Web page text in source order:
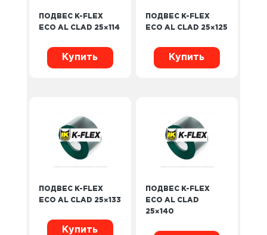
ПОДВЕС K-FLEX
ECO AL CLAD 25×114
Купить
ПОДВЕС K-FLEX
ECO AL CLAD 25×125
Купить
ПОДВЕС K-FLEX
ECO AL CLAD 25×133
Купить
ПОДВЕС K-FLEX
ECO AL CLAD
25×140